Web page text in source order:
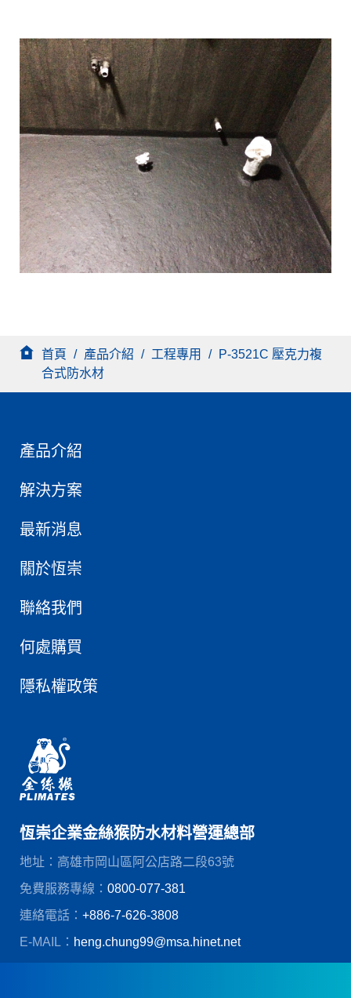
首頁 / 產品介紹 / 工程專用 /
P-3521C 壓克力複
合式防水材
產品介紹
解決方案
最新消息
關於恆崇
聯絡我們
何處購買
隱私權政策
恆崇企業金絲猴防水材料營運總部
地址：高雄市岡山區阿公店路二段63號
免費服務專線： 0800-077-381
連絡電話： +886-7-626-3808
E-MAIL： heng.chung99@msa.hinet.net